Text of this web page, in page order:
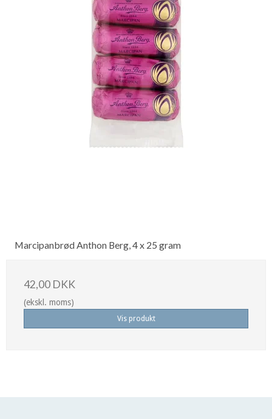
Marcipanbrød Anthon Berg, 4 x 25 gram
42,00 DKK
(ekskl. moms)
Vis produkt